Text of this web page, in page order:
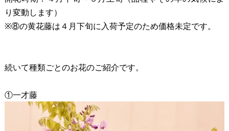
り変動します）
※⑧の黄花藤は４月下旬に入荷予定のため価格未定です。
続いて種類ごとのお花のご紹介です。
①一才藤